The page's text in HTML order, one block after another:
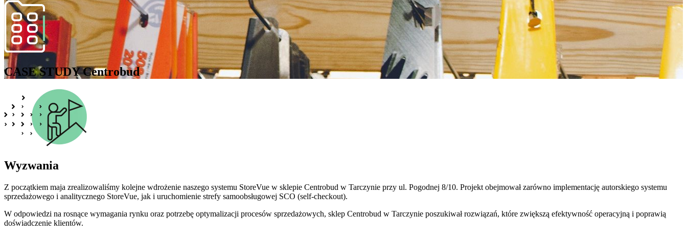
CASE STUDYCentrobud
Wyzwania
Z początkiem maja zrealizowaliśmy kolejne wdrożenie naszego systemu StoreVue w sklepie Centrobud w Tarczynie przy ul. Pogodnej 8/10. Projekt obejmował zarówno implementację autorskiego systemu
sprzedażowego i analitycznego StoreVue, jak i uruchomienie strefy samoobsługowej SCO (self-checkout).
W odpowiedzi na rosnące wymagania rynku oraz potrzebę optymalizacji procesów sprzedażowych, sklep Centrobud w Tarczynie poszukiwał rozwiązań, które zwiększą efektywność operacyjną i poprawią
doświadczenie klientów.